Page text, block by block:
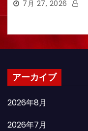
7月 27, 2026
アーカイブ
2026年8月
2026年7月